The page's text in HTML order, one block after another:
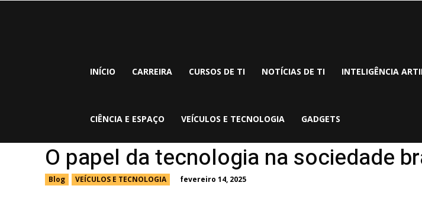
INÍCIO CARREIRA CURSOS DE TI NOTÍCIAS DE TI INTELIGÊNCIA
CIÊNCIA E ESPAÇO VEÍCULOS E TECNOLOGIA GADGETS
O papel da tecnologia na sociedade
Blog VEÍCULOS E TECNOLOGIA fevereiro 14, 2025